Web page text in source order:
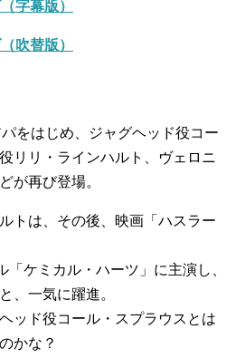
字幕版）
吹替版）
をはじめ、ジャグヘッド役コー
リリ・ラインハルト、ヴェロニ
が再び登場。
トは、その後、映画「ハスラー
「ケミカル・ハーツ」に主演し、
、一気に躍進。
ッド役コール・スプラウスとは
かな？